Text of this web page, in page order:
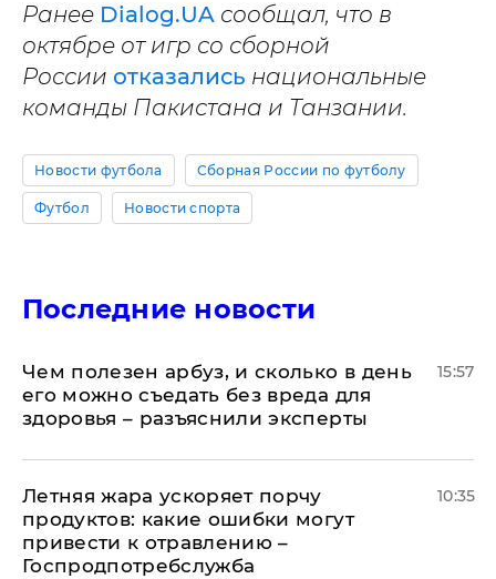
Ранее Dialog.UA сообщал, что в
октябре от игр со сборной
России отказались национальные
команды Пакистана и Танзании.
Новости футбола Сборная России по футболу
Футбол Новости спорта
Последние новости
Чем полезен арбуз, и сколько в день
его можно съедать без вреда для
здоровья – разъяснили эксперты
15:57
Летняя жара ускоряет порчу
продуктов: какие ошибки могут
привести к отравлению –
Госпродпотребслужба
10:35